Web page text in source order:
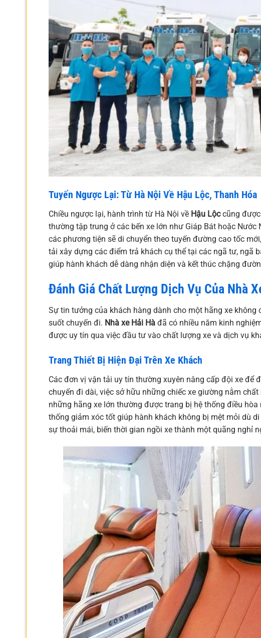
Tuyến Ngược Lại: Từ Hà Nội Về Hậu Lộc, Thanh Hóa
Chiều ngược lại, hành trình từ Hà Nội về Hậu Lộccũng được
thường tập trung ở các bến xe lớn như Giáp Bát hoặc
các phương tiện sẽ di chuyển theo tuyến đường cao tốc
tải xây dựng các điểm trả khách cụ thể tại các ngã tư, ngã
giúp hành khách dễ dàng nhận diện và kết thúc chặng
Đánh Giá Chất Lượng Dịch Vụ Của Nhà
Sự tin tưởng của khách hàng dành cho một hãng xe
suốt chuyến đi. Nhà xe Hải Hà đã có nhiều năm kinh
được uy tín qua việc đầu tư vào chất lượng xe và dịch vụ
Trang Thiết Bị Hiện Đại Trên Xe Khách
Các đơn vị vận tải uy tín thường xuyên nâng cấp đội xe
chuyến đi dài, việc sở hữu những chiếc xe giường nằm
những hãng xe lớn thường được trang bị hệ thống điều
thống giảm xóc tốt giúp hành khách không bị mệt mỏi dù
sự thoải mái, biến thời gian ngồi xe thành một quãng nghỉ